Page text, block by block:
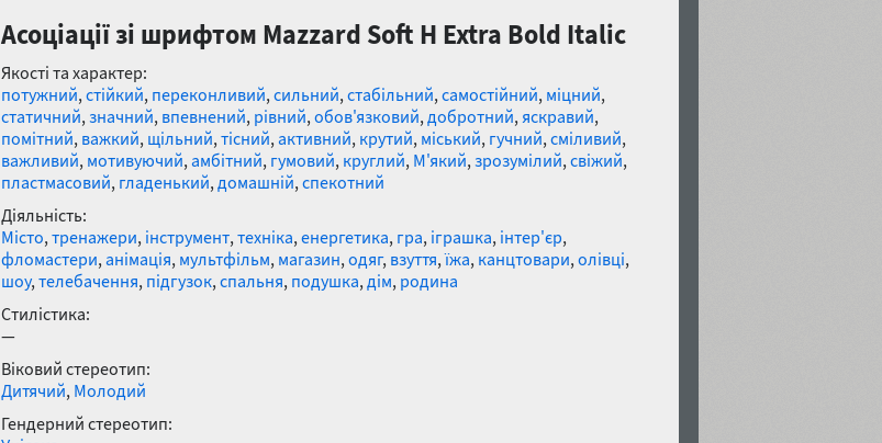
Асоціації зі шрифтом Mazzard Soft H Extra Bold Italic
Якості та характер:
потужний,стійкий, переконливий,сильний,стабільний,самостійний, міцний,
статичний,значний, впевнений, рівний,обов'язковий,добротний,яскравий,
помітний, важкий, щільний,тісний,активний, крутий, міський, гучний,сміливий,
важливий, мотивуючий,амбітний, гумовий, круглий, М'який,зрозумілий,свіжий,
пластмасовий, гладенький,домашній,спекотний
Діяльність:
Місто,тренажери, інструмент,техніка,енергетика, гра, іграшка, інтер'єр,
фломастери,анімація, мультфільм, магазин,одяг, взуття,їжа, канцтовари,олівці,
шоу,телебачення, підгузок,спальня, подушка,дім, родина
Стилістика:
—
Віковий стереотип:
Дитячий, Молодий
Гендерний стереотип: